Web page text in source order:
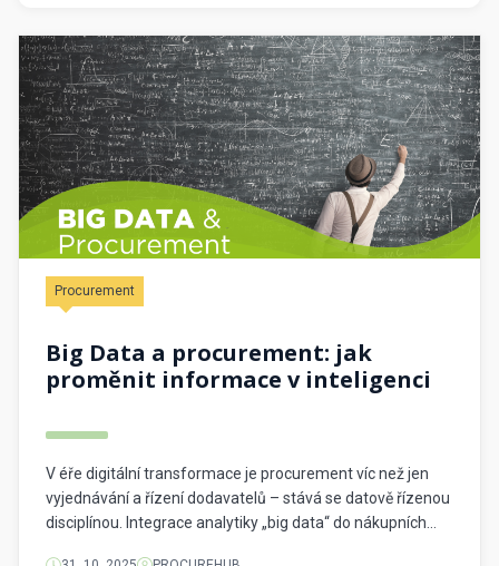
Procurement
Big Data a procurement: jak
proměnit informace v inteligenci
V éře digitální transformace je procurement víc než jen
vyjednávání a řízení dodavatelů – stává se datově řízenou
disciplínou. Integrace analytiky „big data“ do nákupních